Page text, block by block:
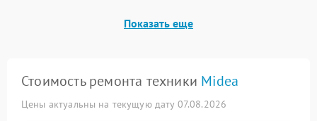
Показать еще
Стоимость ремонта техники Midea
Цены актуальны на текущую дату 07.08.2026